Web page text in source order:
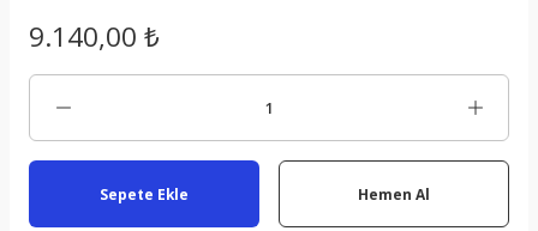
9.140,00 ₺
Sepete Ekle Hemen Al